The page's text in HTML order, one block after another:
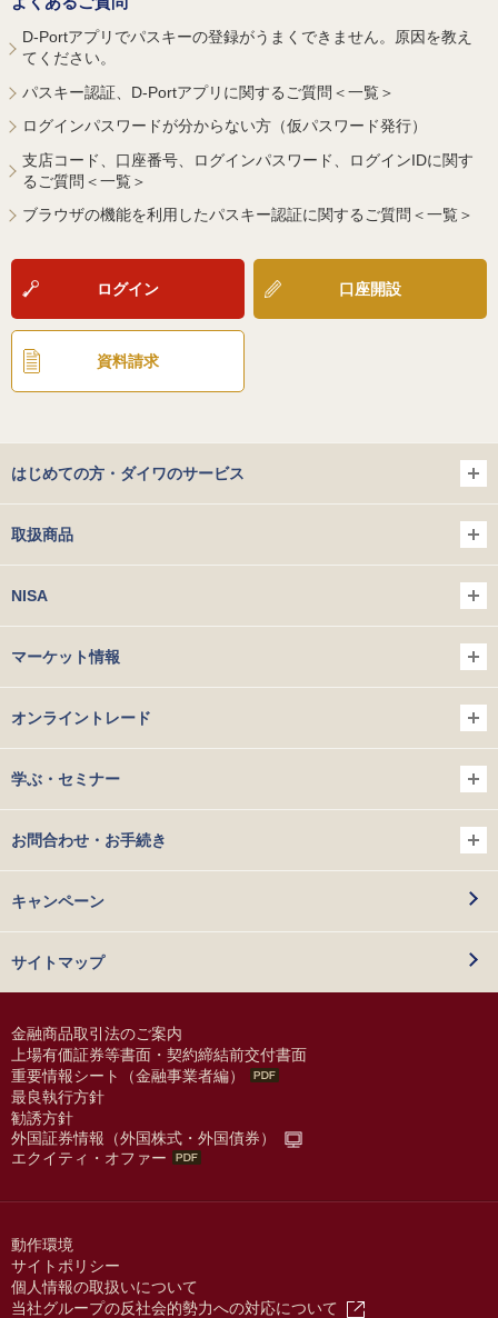
D-Portアプリでパスキーの登録がうまくできません。原因を教え
てください。
パスキー認証、D-Portアプリに関するご質問＜一覧＞
ログインパスワードが分からない方（仮パスワード発行）
支店コード、口座番号、ログインパスワード、ログインIDに関す
るご質問＜一覧＞
ブラウザの機能を利用したパスキー認証に関するご質問＜一覧＞
ログイン 口座開設
資料請求
はじめての方・ダイワのサービス
取扱商品
NISA
マーケット情報
オンライントレード
学ぶ・セミナー
お問合わせ・お手続き
キャンペーン
サイトマップ
金融商品取引法のご案内
上場有価証券等書面・契約締結前交付書面
重要情報シート（金融事業者編）
最良執行方針
勧誘方針
外国証券情報（外国株式・外国債券）
エクイティ・オファー
動作環境
サイトポリシー
個人情報の取扱いについて
当社グループの反社会的勢力への対応について